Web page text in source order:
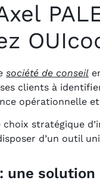
société de conseil
ses clients à
opérationnelle
choix stratégique
d’un outil
une